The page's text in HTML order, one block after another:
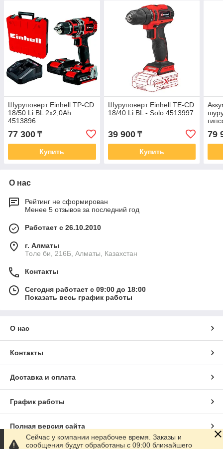
Шуруповерт Einhell TP-CD
18/50 Li BL 2x2,0Ah
4513896
77 300 ₸
Купить
Шуруповерт Einhell TE-CD
18/40 Li BL - Solo 4513997
39 900₸
Купить
79
О нас
Рейтинг не сформирован
Менее 5 отзывов за последний год
Работает с 26.10.2010
г. Алматы
Толе би, 216Б, Алматы, Казахстан
Контакты
Сегодня работает с 09:00 до 18:00
Показать весь график работы
О нас
Контакты
Доставка и оплата
График работы
Полная версия сайта
Сейчас у компании нерабочее время. Заказы и
сообщения будут обработаны с 09:00 ближайшего